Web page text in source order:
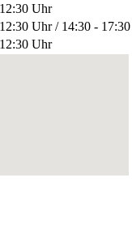
Uhr
Uhr / 14:30 -
Uhr